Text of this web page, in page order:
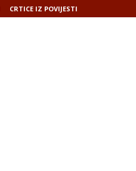
CRTICE IZ POVIJESTI